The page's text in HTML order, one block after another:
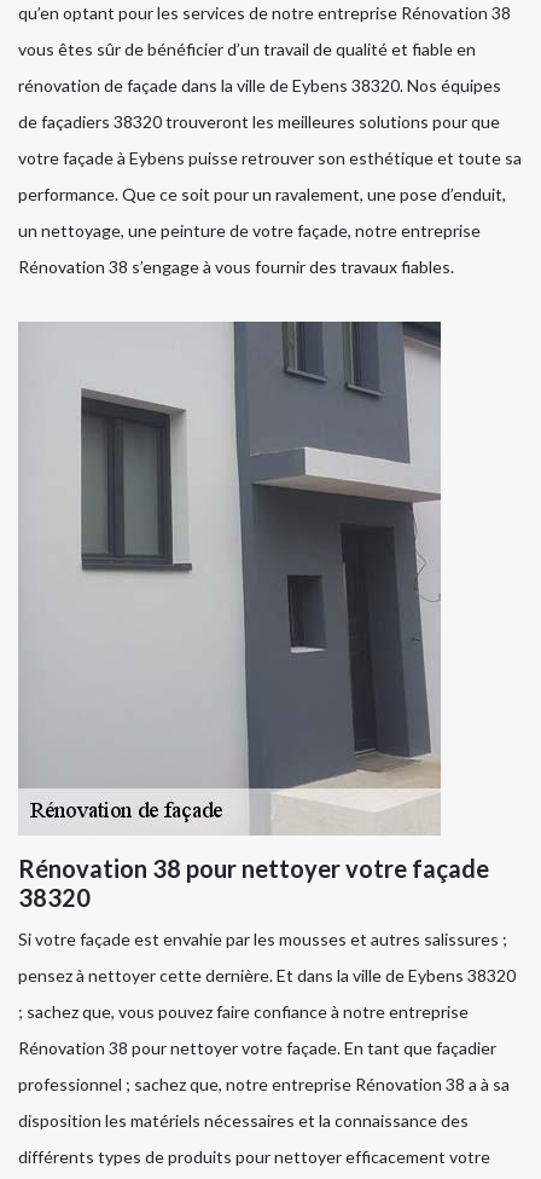
qu’en optant pour les services de notre entreprise Rénovation 38
vous êtes sûr de bénéficier d’un travail de qualité et fiable en
rénovation de façade dans la ville de Eybens 38320. Nos équipes
de façadiers 38320 trouveront les meilleures solutions pour que
votre façade à Eybens puisse retrouver son esthétique et toute sa
performance. Que ce soit pour un ravalement, une pose d’enduit,
un nettoyage, une peinture de votre façade, notre entreprise
Rénovation 38 s’engage à vous fournir des travaux fiables.
Rénovation 38 pour nettoyer votre façade
38320
Si votre façade est envahie par les mousses et autres salissures ;
pensez à nettoyer cette dernière. Et dans la ville de Eybens 38320
; sachez que, vous pouvez faire confiance à notre entreprise
Rénovation 38 pour nettoyer votre façade. En tant que façadier
professionnel ; sachez que, notre entreprise Rénovation 38 a à sa
disposition les matériels nécessaires et la connaissance des
différents types de produits pour nettoyer efficacement votre